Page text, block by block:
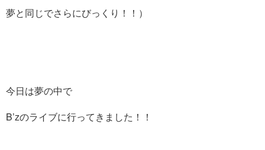
夢と同じでさらにびっくり！！）
今日は夢の中で
B’zのライブに行ってきました！！